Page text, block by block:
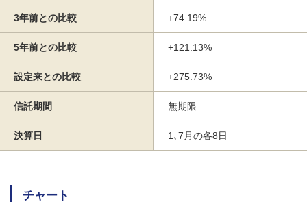
3年前との比較 +74.19%
5年前との比較 +121.13%
設定来との比較 +275.73%
信託期間 無期限
決算日 1､7月の各8日
チャート